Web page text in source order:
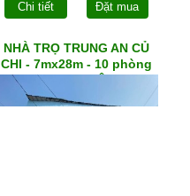
Chi tiết Đặt mua
NHÀ TRỌ TRUNG AN CỦ
CHI - 7mx28m - 10 phòng
trọ - THU NHẬP 10
TRIỆU/tháng